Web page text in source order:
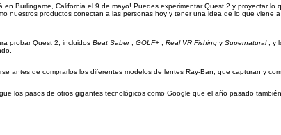
en Burlingame, California el 9 de mayo! Puedes experimentar Quest 2 y proyectar
nuestros productos conectan a las personas hoy y tener una idea de lo que viene
probar Quest 2, incluidos Beat Saber, GOLF+ Real VR Fishing y Supernatural, y
antes de comprarlos los diferentes modelos de lentes Ray-Ban, que capturan y
los pasos de otros gigantes tecnológicos como Google que el año pasado